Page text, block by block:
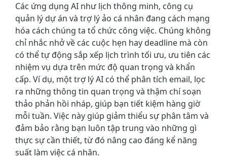
Các ứng dụng AI như lịch thông minh, công cụ
quản lý dự án và trợ lý ảo cá nhân đang cách mạng
hóa cách chúng ta tổ chức công việc. Chúng không
chỉ nhắc nhở về các cuộc hẹn hay deadline mà còn
có thể tự động sắp xếp lịch trình tối ưu, ưu tiên các
nhiệm vụ dựa trên mức độ quan trọng và khẩn
cấp. Ví dụ, một trợ lý AI có thể phân tích email, lọc
ra những thông tin quan trọng và thậm chí soạn
thảo phản hồi nháp, giúp bạn tiết kiệm hàng giờ
mỗi tuần. Việc này giúp giảm thiểu sự phân tâm và
đảm bảo rằng bạn luôn tập trung vào những gì
thực sự cần thiết, từ đó nâng cao đáng kể năng
suất làm việc cá nhân.